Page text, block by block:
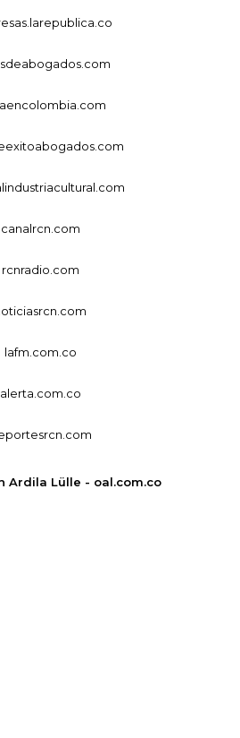
canalrcn.com
rcnradio.com
lafm.com.co
alerta.com.co
Ardila Lülle - oal.com.co